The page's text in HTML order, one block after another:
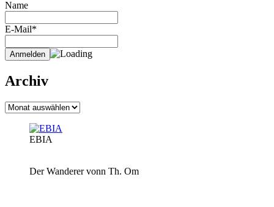
Name
E-Mail*
Archiv
Archiv
EBIA
Der Wanderer vonn Th. Om